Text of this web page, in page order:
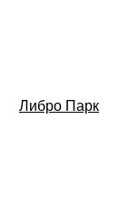
Либро Парк